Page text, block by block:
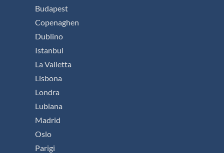
Budapest
Copenaghen
Dublino
Istanbul
La Valletta
Lisbona
Londra
Lubiana
Madrid
Oslo
Parigi